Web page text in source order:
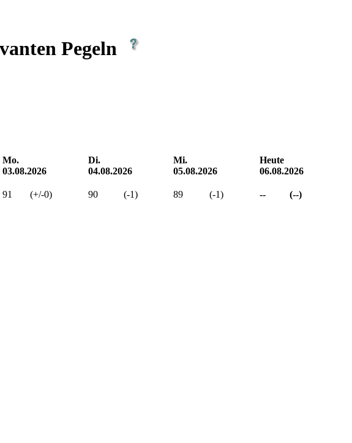
Pegeln
Mo.
03.08.2026
Di.
04.08.2026
Mi.
05.08.2026
Heute
06.08.2026
91 (+/-0) 90 (-1) 89 (-1) -- (--)